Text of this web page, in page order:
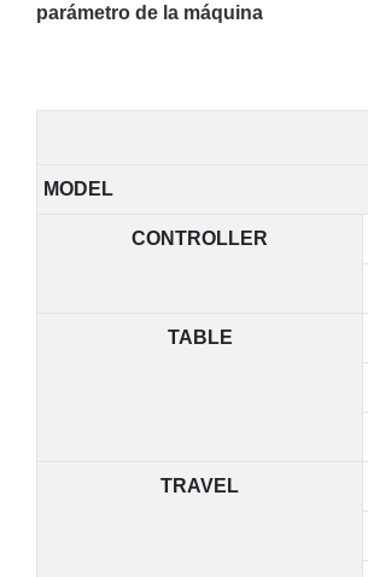
parámetro de la máquina
MODEL
CONTROLLER
TABLE
TRAVEL